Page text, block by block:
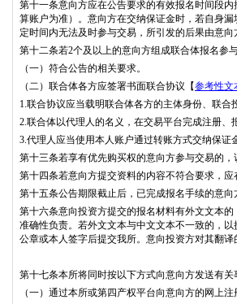
第十一条意向方应在公告要求的有效报名时间段
算账户为准）。意向方在交纳保证金时，若自身
定时间内无法及时参与交易，所引发的后果由意向
第十二条若2个及以上的意向方组成联合体报名参
（一）符合公告的相关要求。
（二）联合体各方应签署书面联合协议【参考性文
1.联合协议应当载明联合体各方的主体身份、联
2.联合体以代理人的名义，在交易平台完成注册、
3.代理人应当使用本人账户通过转账方式交纳保证
第十三条若享有优先购买权的意向方参与交易的，
第十四条若意向方提交资料的内容不符合要求，
第十五条公告期限截止后，已完成报名手续的意
第十六条意向投资方提交的报名材料有外文文本
准确性负责。若外文文本与中文文本不一致的，
公章或本人签字后提交我所。意向投资方对其翻
第十七条本所将同时按以下方式向意向方发送有关
（一）通过本所或第四产权平台向意向方的网上